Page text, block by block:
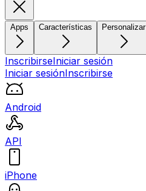
Apps Características Personalizar
InscribirseIniciar sesión
Iniciar sesiónInscribirse
Android
API
iPhone